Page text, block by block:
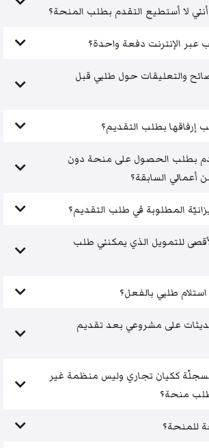
لا أستطيع التقدم بطلب المنحة؟
الإنترنت دفعة واحدة؟
والتعليقات حول طلبي قبل
إرفاقها بطلب التقديم؟
بطلب الحصول على منحة دون
أعمالي السابقة؟
المطلوبة في طلب التقديم؟
للتمويل الذي يمكنني طلب
طلبي بالفعل؟
على مشروعي بعد تقديم
ككيان تجاري وليس منظمة غير
منحة؟
للمنحة؟